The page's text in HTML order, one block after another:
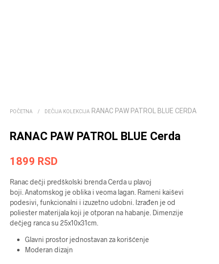
POČETNA / DEČIJA KOLEKCIJA RANAC PAW PATROL BLUE CERDA
RANAC PAW PATROL BLUE Cerda
1899 RSD
Ranac dečji predškolski brenda Cerda u plavoj
boji. Anatomskog je oblika i veoma lagan. Rameni kaiševi
podesivi, funkcionalni i izuzetno udobni. Izrađen je od
poliester materijala koji je otporan na habanje. Dimenzije
dečjeg ranca su 25x10x31cm.
Glavni prostor jednostavan za korišćenje
Moderan dizajn